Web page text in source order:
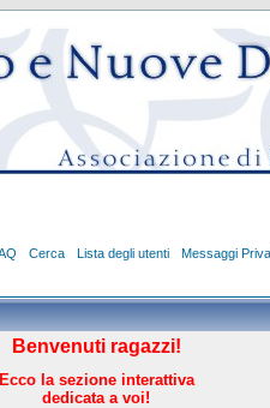
Cerca Lista degli utenti Messaggi
Benvenuti ragazzi!
Ecco la sezione interattiva
dedicata a voi!